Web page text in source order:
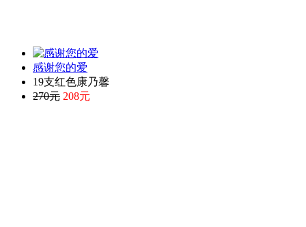
感谢您的爱
19支红色康乃馨
270元 208元